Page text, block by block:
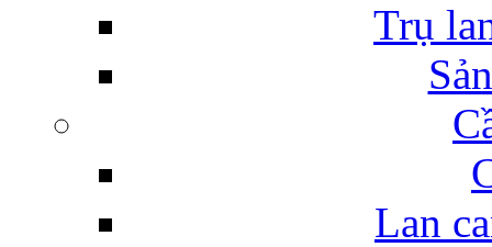
Trụ
Lan